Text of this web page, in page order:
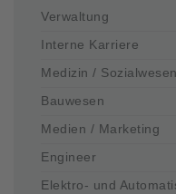
Verwaltung
Interne Karriere
Medizin / Sozialwesen
Bauwesen
Medien / Marketing
Engineer
Elektro- und